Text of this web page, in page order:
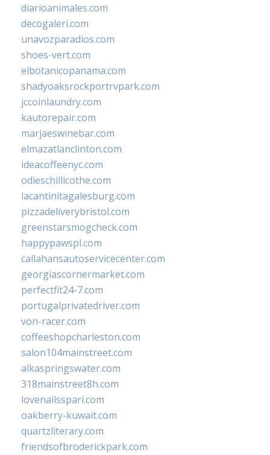
diarioanimales.com
decogaleri.com
unavozparadios.com
shoes-vert.com
elbotanicopanama.com
shadyoaksrockportrvpark.com
jccoinlaundry.com
kautorepair.com
marjaeswinebar.com
elmazatlanclinton.com
ideacoffeenyc.com
odieschillicothe.com
lacantinitagalesburg.com
pizzadeliverybristol.com
greenstarsmogcheck.com
happypawspl.com
callahansautoservicecenter.com
georgiascornermarket.com
perfectfit24-7.com
portugalprivatedriver.com
von-racer.com
coffeeshopcharleston.com
salon104mainstreet.com
alkaspringswater.com
318mainstreet8h.com
lovenailsspari.com
oakberry-kuwait.com
quartzliterary.com
friendsofbroderickpark.com